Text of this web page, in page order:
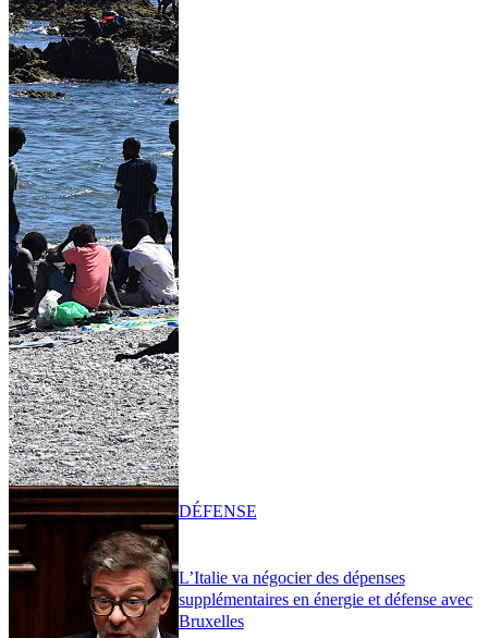
L’Italie va négocier des dépenses
supplémentaires en énergie et défense avec
Bruxelles
DÉFENSE